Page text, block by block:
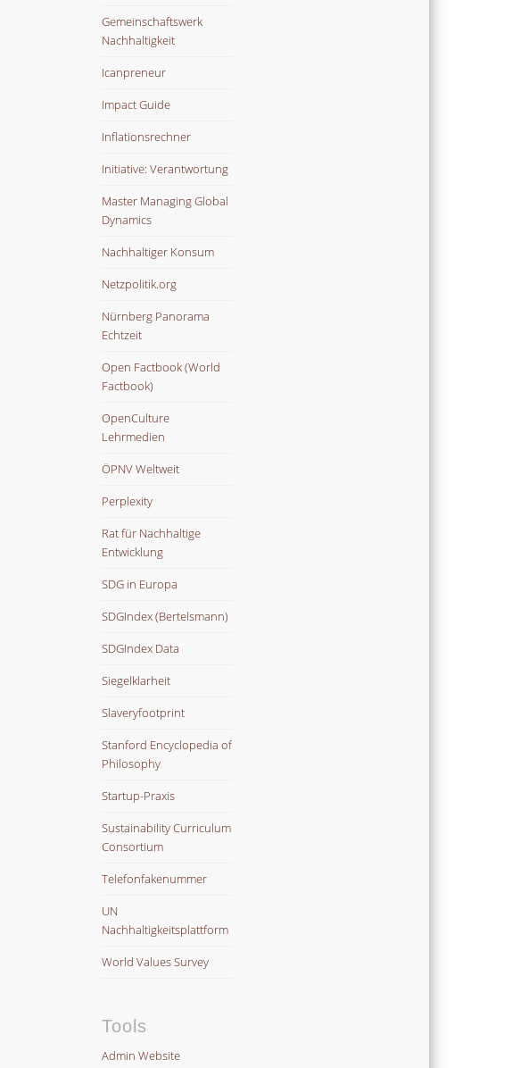
Gemeinschaftswerk
Nachhaltigkeit
Icanpreneur
Impact Guide
Inflationsrechner
Initiative: Verantwortung
Master Managing Global
Dynamics
Nachhaltiger Konsum
Netzpolitik.org
Nürnberg Panorama
Echtzeit
Open Factbook (World
Factbook)
OpenCulture
Lehrmedien
ÖPNV Weltweit
Perplexity
Rat für Nachhaltige
Entwicklung
SDG in Europa
SDGIndex (Bertelsmann)
SDGIndex Data
Siegelklarheit
Slaveryfootprint
Stanford Encyclopedia of
Philosophy
Startup-Praxis
Sustainability Curriculum
Consortium
Telefonfakenummer
UN
Nachhaltigkeitsplattform
World Values Survey
Tools
Admin Website